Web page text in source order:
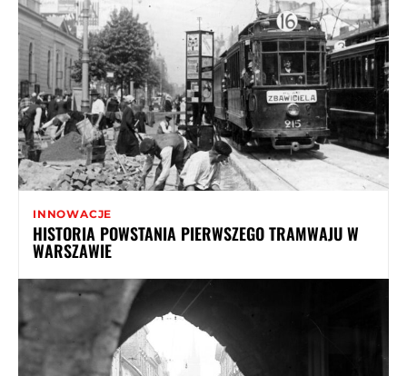
INNOWACJE
HISTORIA POWSTANIA PIERWSZEGO TRAMWAJU W
WARSZAWIE